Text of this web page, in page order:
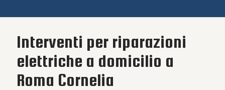
Interventi per riparazioni
elettriche a domicilio a
Roma Cornelia